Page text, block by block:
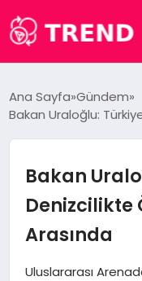
EĞITIM
EKONOMI
Ana Sayfa Gündem
Bakan Uraloğlu:
Bakan
Denizcilikte
Arasında
Uluslararası